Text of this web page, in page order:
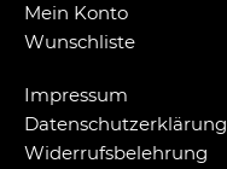
Mein Konto
Wunschliste
Impressum
Datenschutzerklärung
Widerrufsbelehrung